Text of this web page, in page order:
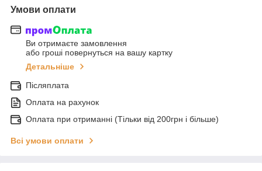
Умови оплати
Ви отримаєте замовлення
або гроші повернуться на вашу картку
Детальніше
Післяплата
Оплата на рахунок
Оплата при отриманні (Тільки від 200грн і більше)
Всі умови оплати